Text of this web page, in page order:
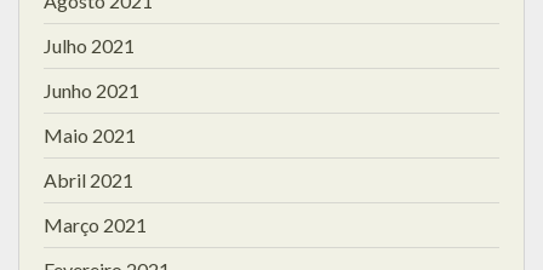
Julho 2021
Junho 2021
Maio 2021
Abril 2021
Março 2021